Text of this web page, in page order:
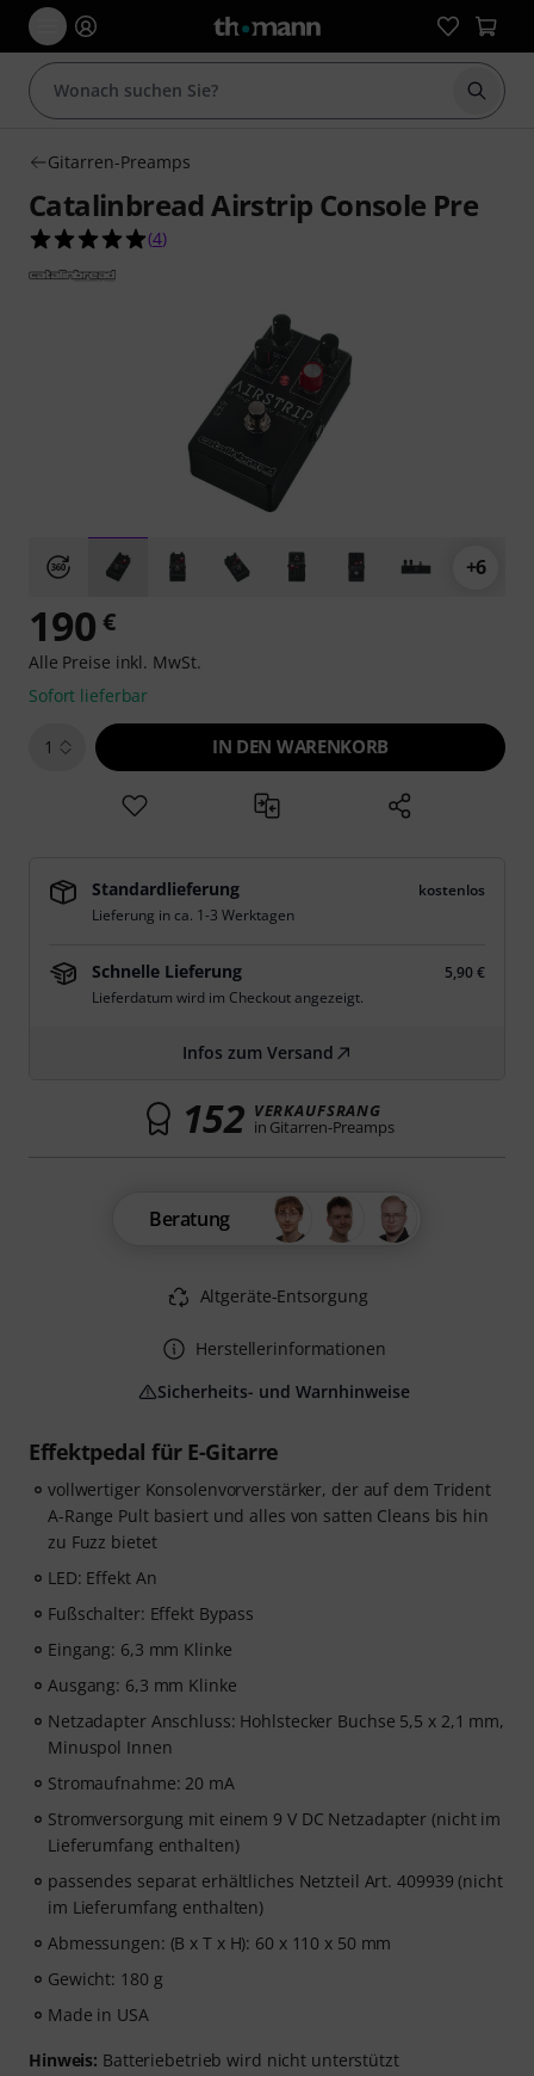
Suche
Gitarren-Preamps
Catalinbread Airstrip Console Pre
5.0 von 5 Sternen aus 4 Kundenbewertungen
(4)
+6
Effektpedal für E-Gitarre
vollwertiger Konsolenvorverstärker, der auf dem Trident
A-Range Pult basiert und alles von satten Cleans bis hin
zu Fuzz bietet
LED: Effekt An
Fußschalter: Effekt Bypass
Eingang: 6,3 mm Klinke
Ausgang: 6,3 mm Klinke
Netzadapter Anschluss: Hohlstecker Buchse 5,5 x 2,1 mm,
Minuspol Innen
Stromaufnahme: 20 mA
Stromversorgung mit einem 9 V DC Netzadapter (nicht im
Lieferumfang enthalten)
passendes separat erhältliches Netzteil Art. 409939 (nicht
im Lieferumfang enthalten)
Abmessungen: (B x T x H): 60 x 110 x 50 mm
Gewicht: 180 g
Made in USA
Hinweis: Batteriebetrieb wird nicht unterstützt
190 €
Alle Preise inkl. MwSt.
Sofort lieferbar
1 IN DEN WARENKORB
Standardlieferung
kostenlos
Lieferung in ca. 1-3 Werktagen
Schnelle Lieferung
5,90 €
Lieferdatum wird im Checkout angezeigt.
Infos zum Versand
152 VERKAUFSRANG
in Gitarren-Preamps
Beratung
Altgeräte-Entsorgung
Herstellerinformationen
Sicherheits- und Warnhinweise